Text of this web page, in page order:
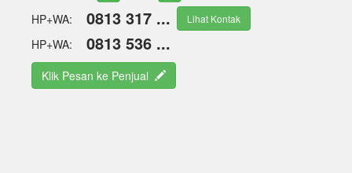
HP+WA: 0813 317 ... Lihat Kontak
HP+WA: 0813 536 ...
Klik Pesan ke Penjual